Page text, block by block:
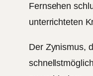
Fernsehen
unterrichteten
Der Zynismus,